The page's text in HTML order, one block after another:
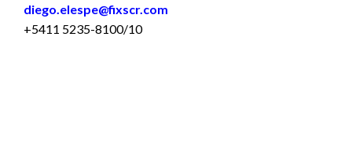
diego.elespe@fixscr.com
+5411 5235-8100/10